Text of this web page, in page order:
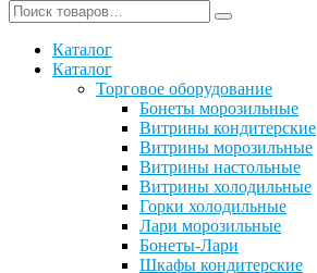
Каталог
Каталог
Торговое оборудование
Бонеты морозильные
Витрины кондитерские
Витрины морозильные
Витрины настольные
Витрины холодильные
Горки холодильные
Лари морозильные
Бонеты-Лари
Шкафы кондитерские